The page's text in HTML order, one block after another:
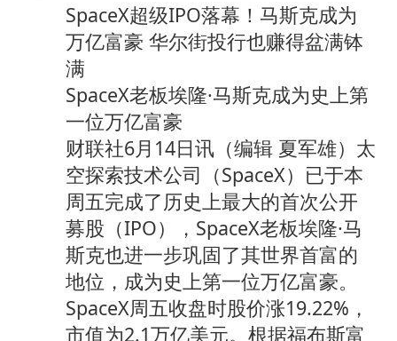
SpaceX超级IPO落幕！马斯克成为
万亿富豪 华尔街投行也赚得盆满钵
满
SpaceX老板埃隆·马斯克成为史上第
一位万亿富豪
财联社6月14日讯（编辑 夏军雄）太
空探索技术公司（SpaceX）已于本
周五完成了历史上最大的首次公开
募股（IPO），SpaceX老板埃隆·马
斯克也进一步巩固了其世界首富的
地位，成为史上第一位万亿富豪。
SpaceX周五收盘时股价涨19.22%，
市值为2.1万亿美元。根据福布斯富